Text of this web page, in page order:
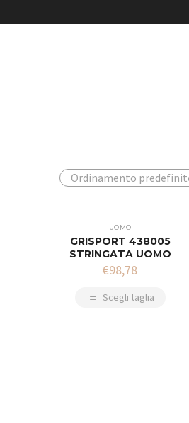
Ordinamento
UOMO
GRISPORT 438005
STRINGATA UOMO
€98,78
Scegli taglia